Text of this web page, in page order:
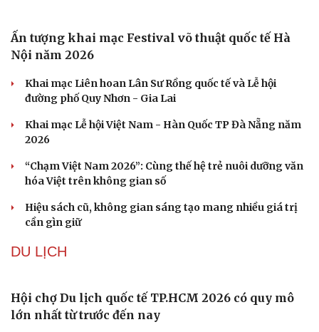
Dinh dưỡng - món ngon
Cây thuốc
Nhi khoa
Nam khoa
Phòng mạch online
Ăn sạch sống khỏe
Nhà đẹp
Ấn tượng khai mạc Festival võ thuật quốc tế Hà
Nội năm 2026
đường phố Quy Nhơn - Gia Lai
2026
“Chạm Việt Nam 2026”: Cùng thế hệ trẻ nuôi dưỡng văn